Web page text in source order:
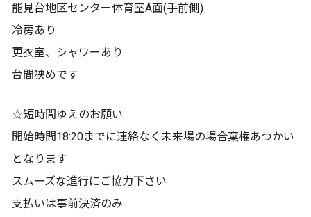
能見台地区センター体育室A面(手前側)
冷房あり
更衣室、シャワーあり
台間狭めです
☆短時間ゆえのお願い
開始時間18:20までに連絡なく未来場の場合棄権あつかい
となります
スムーズな進行にご協力下さい
支払いは事前決済のみ